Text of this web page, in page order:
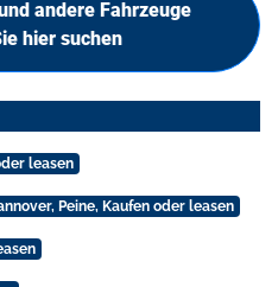
andere Fahrzeuge
hier suchen
leasen
Peine, Kaufen oder leasen